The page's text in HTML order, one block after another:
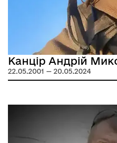
Канцір Андрій
22.05.2001 — 20.05.2024